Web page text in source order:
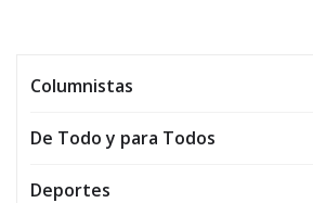
Columnistas
De Todo y para Todos
Deportes